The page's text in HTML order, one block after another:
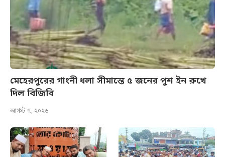
মেহেরপুরের গাংনী ধলা সীমান্তে ৫ জনের পুশ ইন রুখে
দিল বিজিবি
আগস্ট ৭, ২০২৬